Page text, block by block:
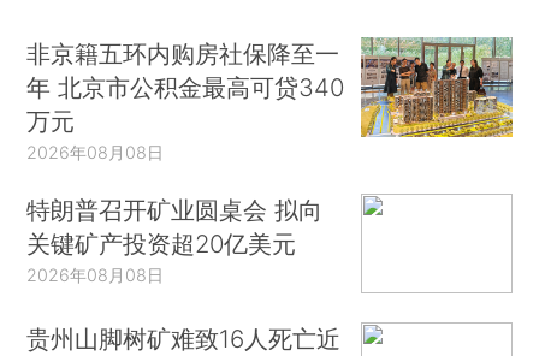
非京籍五环内购房社保降至一
年 北京市公积金最高可贷340
万元
2026年08月08日
特朗普召开矿业圆桌会 拟向
关键矿产投资超20亿美元
2026年08月08日
贵州山脚树矿难致16人死亡近